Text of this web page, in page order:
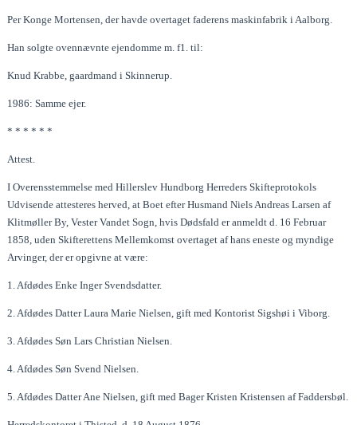
Per Konge Mortensen, der havde overtaget faderens maskinfabrik i Aalborg.
Han solgte ovennævnte ejendomme m. f1. til:
Knud Krabbe, gaardmand i Skinnerup.
1986: Samme ejer.
* * * * * *
Attest.
I Overensstemmelse med Hillerslev Hundborg Herreders Skifteprotokols
Udvisende attesteres herved, at Boet efter Husmand Niels Andreas Larsen af
Klitmøller By, Vester Vandet Sogn, hvis Dødsfald er anmeldt d. 16 Februar
1858, uden Skifterettens Mellemkomst overtaget af hans eneste og myndige
Arvinger, der er opgivne at være:
1. Afdødes Enke Inger Svendsdatter.
2. Afdødes Datter Laura Marie Nielsen, gift med Kontorist Sigshøi i Viborg.
3. Afdødes Søn Lars Christian Nielsen.
4. Afdødes Søn Svend Nielsen.
5. Afdødes Datter Ane Nielsen, gift med Bager Kristen Kristensen af Faddersbøl.